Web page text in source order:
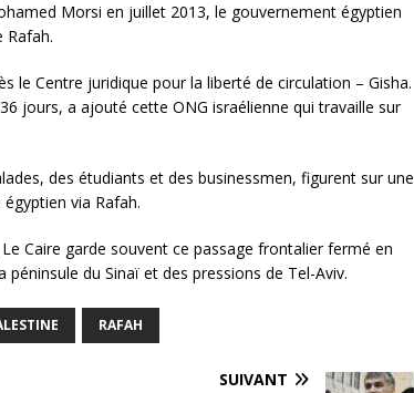
Morsi en juillet 2013, le gouvernement égyptien
Rafah.
le Centre juridique pour la liberté de circulation – Gisha.
jours, a ajouté cette ONG israélienne qui travaille sur
des étudiants et des businessmen, figurent sur une
via Rafah.
Caire garde souvent ce passage frontalier fermé en
du Sinaï et des pressions de Tel-Aviv.
RAFAH
SUIVANT